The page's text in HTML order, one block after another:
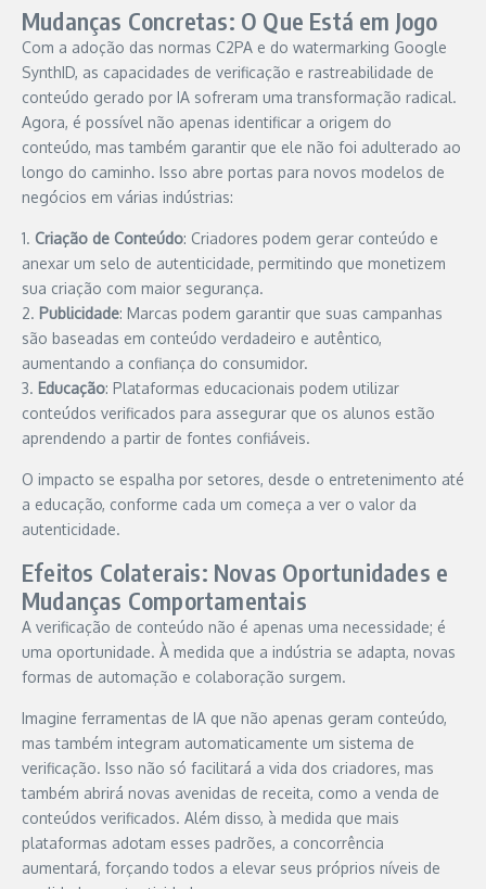
Mudanças Concretas: O Que Está em Jogo
Com a adoção das normas C2PA e do watermarking Google
SynthID, as capacidades de verificação e rastreabilidade de
conteúdo gerado por IA sofreram uma transformação radical.
Agora, é possível não apenas identificar a origem do
conteúdo, mas também garantir que ele não foi adulterado ao
longo do caminho. Isso abre portas para novos modelos de
negócios em várias indústrias:
1. Criação de Conteúdo: Criadores podem gerar conteúdo e
anexar um selo de autenticidade, permitindo que monetizem
sua criação com maior segurança.
2. Publicidade: Marcas podem garantir que suas campanhas
são baseadas em conteúdo verdadeiro e autêntico,
aumentando a confiança do consumidor.
3. Educação: Plataformas educacionais podem utilizar
conteúdos verificados para assegurar que os alunos estão
aprendendo a partir de fontes confiáveis.
O impacto se espalha por setores, desde o entretenimento até
a educação, conforme cada um começa a ver o valor da
autenticidade.
Efeitos Colaterais: Novas Oportunidades e
Mudanças Comportamentais
A verificação de conteúdo não é apenas uma necessidade; é
uma oportunidade. À medida que a indústria se adapta, novas
formas de automação e colaboração surgem.
Imagine ferramentas de IA que não apenas geram conteúdo,
mas também integram automaticamente um sistema de
verificação. Isso não só facilitará a vida dos criadores, mas
também abrirá novas avenidas de receita, como a venda de
conteúdos verificados. Além disso, à medida que mais
plataformas adotam esses padrões, a concorrência
aumentará, forçando todos a elevar seus próprios níveis de